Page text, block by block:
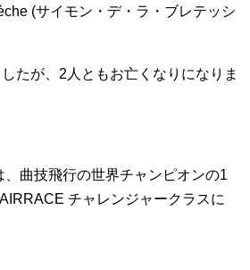
(サイモン・デ・ラ・ブレテッシ
たが、2人ともお亡くなりになりま
曲技飛行の世界チャンピオンの1
チャレンジャークラスに